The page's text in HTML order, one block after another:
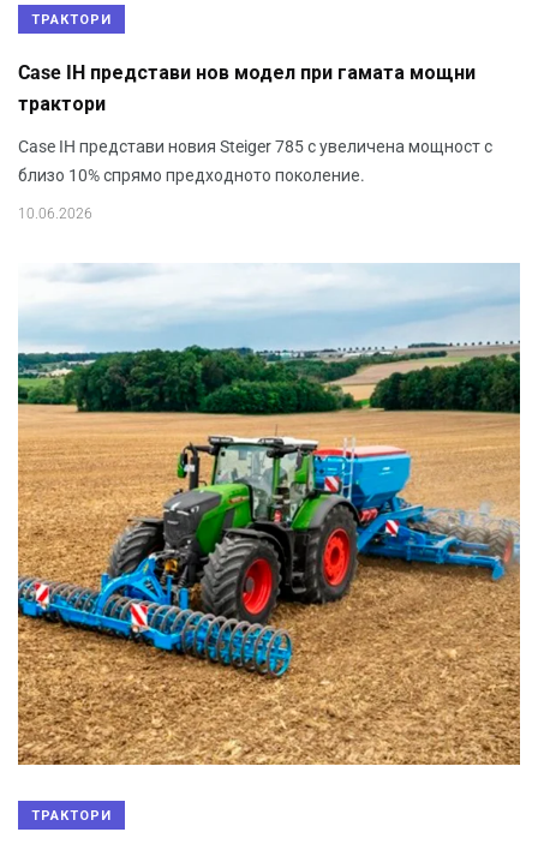
ТРАКТОРИ
Case IH представи нов модел при гамата мощни
трактори
Case IH представи новия Steiger 785 с увеличена мощност с
близо 10% спрямо предходното поколение.
10.06.2026
ТРАКТОРИ